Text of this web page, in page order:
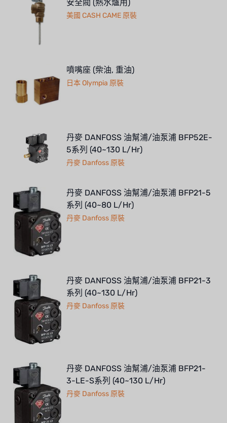
安全閥 (熱水爐用)
美國 CASH CAME 原裝
噴嘴座 (柴油, 重油)
日本 Olympia 原裝
丹麥 DANFOSS 油幫浦/油泵浦 BFP52E-
5系列 (40~130 L/Hr)
丹麥 Danfoss 原裝
丹麥 DANFOSS 油幫浦/油泵浦 BFP21-5
系列 (40~80 L/Hr)
丹麥 Danfoss 原裝
丹麥 DANFOSS 油幫浦/油泵浦 BFP21-3
系列 (40~130 L/Hr)
丹麥 Danfoss 原裝
丹麥 DANFOSS 油幫浦/油泵浦 BFP21-
3-LE-S系列 (40~130 L/Hr)
丹麥 Danfoss 原裝